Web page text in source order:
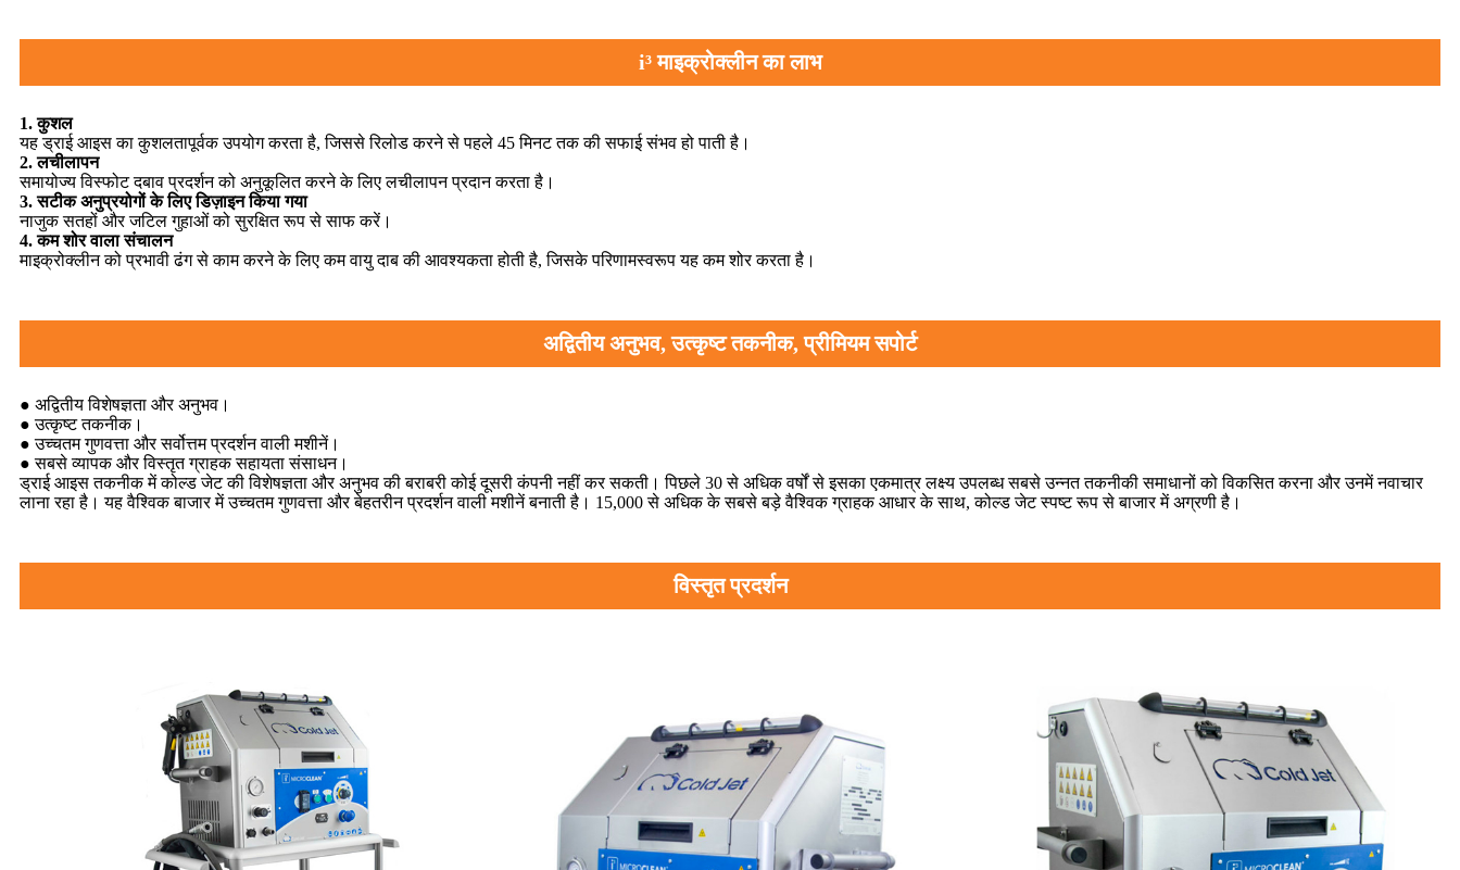
i³ माइक्रोक्लीन का लाभ
1. कुशल
यह ड्राई आइस का कुशलतापूर्वक उपयोग करता है, जिससे रिलोड करने से पहले 45 मिनट तक की सफाई संभव हो पाती है।
2. लचीलापन
समायोज्य विस्फोट दबाव प्रदर्शन को अनुकूलित करने के लिए लचीलापन प्रदान करता है।
3. सटीक अनुप्रयोगों के लिए डिज़ाइन किया गया
नाजुक सतहों और जटिल गुहाओं को सुरक्षित रूप से साफ करें।
4. कम शोर वाला संचालन
माइक्रोक्लीन को प्रभावी ढंग से काम करने के लिए कम वायु दाब की आवश्यकता होती है, जिसके परिणामस्वरूप यह कम शोर करता है।
अद्वितीय अनुभव, उत्कृष्ट तकनीक, प्रीमियम सपोर्ट
● अद्वितीय विशेषज्ञता और अनुभव।
● उत्कृष्ट तकनीक।
● उच्चतम गुणवत्ता और सर्वोत्तम प्रदर्शन वाली मशीनें।
● सबसे व्यापक और विस्तृत ग्राहक सहायता संसाधन।
ड्राई आइस तकनीक में कोल्ड जेट की विशेषज्ञता और अनुभव की बराबरी कोई दूसरी कंपनी नहीं कर सकती। पिछले 30 से अधिक वर्षों से इसका एकमात्र लक्ष्य उपलब्ध सबसे उन्नत तकनीकी समाधानों को विकसित करना और उनमें नवाचार
लाना रहा है। यह वैश्विक बाजार में उच्चतम गुणवत्ता और बेहतरीन प्रदर्शन वाली मशीनें बनाती है। 15,000 से अधिक के सबसे बड़े वैश्विक ग्राहक आधार के साथ, कोल्ड जेट स्पष्ट रूप से बाजार में अग्रणी है।
विस्तृत प्रदर्शन